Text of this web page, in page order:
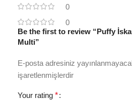
0
0
Be the first to review “Puffy
Multi”
E-posta adresiniz
işaretlenmişlerdir
Your rating *